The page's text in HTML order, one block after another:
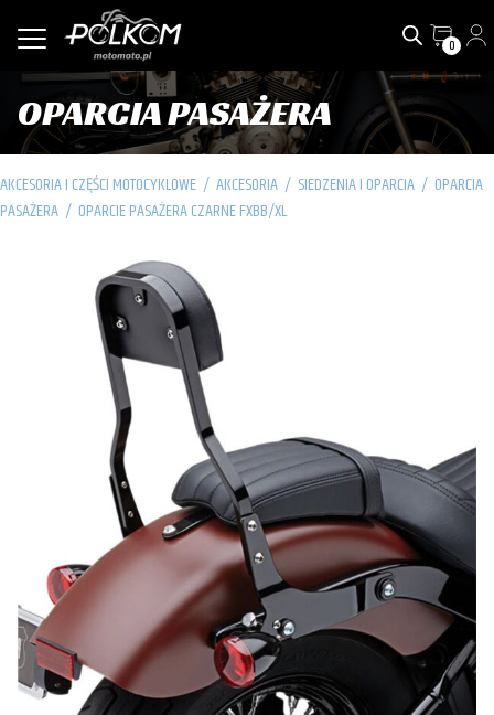
0
OPARCIA PASAŻERA
AKCESORIA I CZĘŚCI MOTOCYKLOWE / AKCESORIA / SIEDZENIA I OPARCIA / OPARCIA
PASAŻERA / OPARCIE PASAŻERA CZARNE FXBB/XL